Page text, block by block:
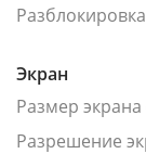
Экран
Размер экрана
Разрешение